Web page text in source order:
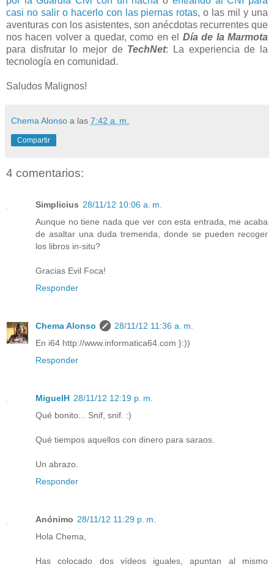
casi no salir o hacerlo con las piernas rotas, o las mil y una
aventuras con los asistentes, son anécdotas recurrentes que
nos hacen volver a quedar, como en el Día de la Marmota
para disfrutar lo mejor de TechNet: La experiencia de la
tecnología en comunidad.
Saludos Malignos!
Chema Alonso a las 7:42 a. m.
Compartir
4 comentarios:
Simplicius 28/11/12 10:06 a. m.
Aunque no tiene nada que ver con esta entrada, me acaba
de asaltar una duda tremenda, donde se pueden recoger
los libros in-situ?
Gracias Evil Foca!
Responder
Chema Alonso
28/11/12 11:36 a. m.
En i64 http://www.informatica64.com }:))
Responder
MiguelH 28/11/12 12:19 p. m.
Qué bonito... Snif, snif. :)
Qué tiempos aquellos con dinero para saraos.
Un abrazo.
Responder
Anónimo 28/11/12 11:29 p. m.
Hola Chema,
Has colocado dos vídeos iguales, apuntan al mismo